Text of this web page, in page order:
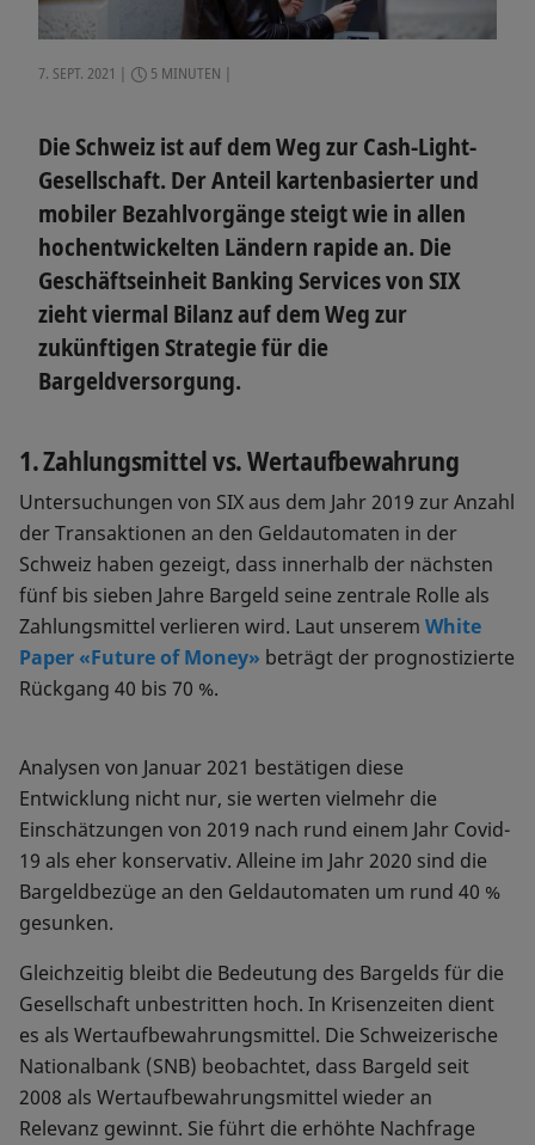
7. SEPT. 2021 5 MINUTEN
Die Schweiz ist auf dem Weg zur Cash-Light-
Gesellschaft. Der Anteil kartenbasierter und
mobiler Bezahlvorgänge steigt wie in allen
hochentwickelten Ländern rapide an. Die
Geschäftseinheit Banking Services von SIX
zieht viermal Bilanz auf dem Weg zur
zukünftigen Strategie für die
Bargeldversorgung.
1. Zahlungsmittel vs. Wertaufbewahrung
Untersuchungen von SIX aus dem Jahr 2019 zur Anzahl
der Transaktionen an den Geldautomaten in der
Schweiz haben gezeigt, dass innerhalb der nächsten
fünf bis sieben Jahre Bargeld seine zentrale Rolle als
Zahlungsmittel verlieren wird. Laut unserem White
Paper «Future of Money» beträgt der prognostizierte
Rückgang 40 bis 70 %.
Analysen von Januar 2021 bestätigen diese
Entwicklung nicht nur, sie werten vielmehr die
Einschätzungen von 2019 nach rund einem Jahr Covid-
19 als eher konservativ. Alleine im Jahr 2020 sind die
Bargeldbezüge an den Geldautomaten um rund 40 %
gesunken.
Gleichzeitig bleibt die Bedeutung des Bargelds für die
Gesellschaft unbestritten hoch. In Krisenzeiten dient
es als Wertaufbewahrungsmittel. Die Schweizerische
Nationalbank (SNB) beobachtet, dass Bargeld seit
2008 als Wertaufbewahrungsmittel wieder an
Relevanz gewinnt. Sie führt die erhöhte Nachfrage